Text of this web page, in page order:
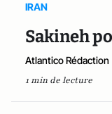
IRAN
Sakineh
Atlantico Rédaction
1 min de lecture